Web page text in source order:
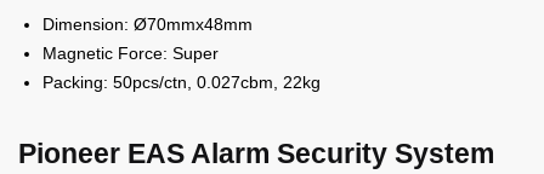
Dimension: Ø70mmx48mm
Magnetic Force: Super
Packing: 50pcs/ctn, 0.027cbm, 22kg
Pioneer EAS Alarm Security System